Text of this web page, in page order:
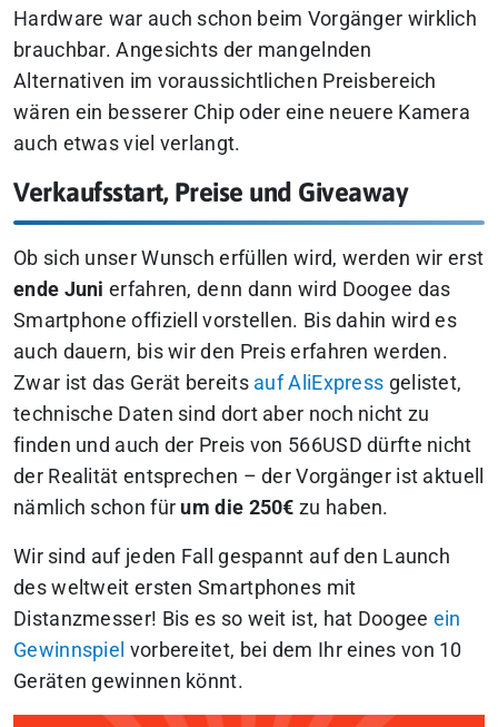
Hardware war auch schon beim Vorgänger wirklich
brauchbar. Angesichts der mangelnden
Alternativen im voraussichtlichen Preisbereich
wären ein besserer Chip oder eine neuere Kamera
auch etwas viel verlangt.
Verkaufsstart, Preise und Giveaway
Ob sich unser Wunsch erfüllen wird, werden wir erst
ende Juni erfahren, denn dann wird Doogee das
Smartphone offiziell vorstellen. Bis dahin wird es
auch dauern, bis wir den Preis erfahren werden.
Zwar ist das Gerät bereits auf AliExpress gelistet,
technische Daten sind dort aber noch nicht zu
finden und auch der Preis von 566USD dürfte nicht
der Realität entsprechen – der Vorgänger ist aktuell
nämlich schon für um die 250€ zu haben.
Wir sind auf jeden Fall gespannt auf den Launch
des weltweit ersten Smartphones mit
Distanzmesser! Bis es so weit ist, hat Doogee ein
Gewinnspiel vorbereitet, bei dem Ihr eines von 10
Geräten gewinnen könnt.